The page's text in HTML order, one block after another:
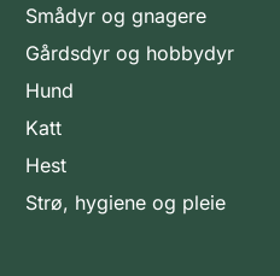
Smådyr og gnagere
Gårdsdyr og hobbydyr
Hund
Katt
Hest
Strø, hygiene og pleie